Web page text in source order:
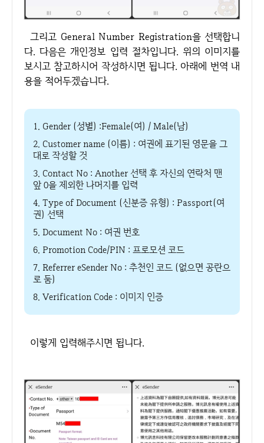
그리고 General Number Registration을 선택합니
다. 다음은 개인정보 입력 절차입니다. 위의 이미지를
보시고 참고하시어 작성하시면 됩니다. 아래에 번역 내
용을 적어두겠습니다.
1. Gender (성별) :Female(여) / Male(남)
2. Customer name (이름) : 여권에 표기된 영문을 그
대로 작성할 것
3. Contact No : Another 선택 후 자신의 연락처 맨
앞 0을 제외한 나머지를 입력
4. Type of Document (신분증 유형) : Passport(여
권) 선택
5. Document No : 여권 번호
6. Promotion Code/PIN : 프로모션 코드
7. Referrer eSender No : 추천인 코드 (없으면 공란으
로 둠)
8. Verification Code : 이미지 인증
이렇게 입력해주시면 됩니다.